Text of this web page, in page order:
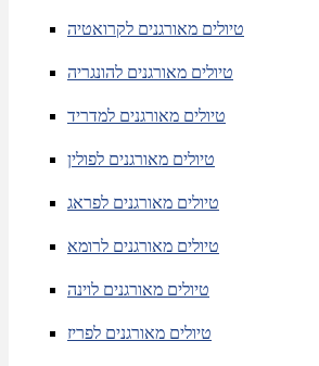
טיולים מאורגנים לקרואטיה
טיולים מאורגנים להונגריה
טיולים מאורגנים למדריד
טיולים מאורגנים לפולין
טיולים מאורגנים לפראג
טיולים מאורגנים לרומא
טיולים מאורגנים לוינה
טיולים מאורגנים לפריז